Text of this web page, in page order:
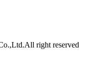
right reserved